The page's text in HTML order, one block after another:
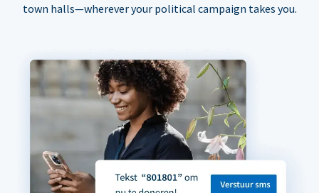
town halls—wherever your political campaign takes you.